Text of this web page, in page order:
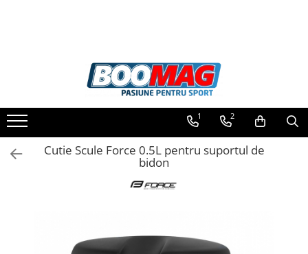
Biciclete copii
Biciclete dama
Biciclete mountain bike (MTB)
1 2
Cutie Scule Force 0.5L pentru suportul de
bidon